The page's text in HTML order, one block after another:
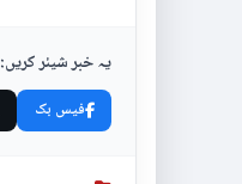
یہ خبر شیئر کریں:
فیس بک